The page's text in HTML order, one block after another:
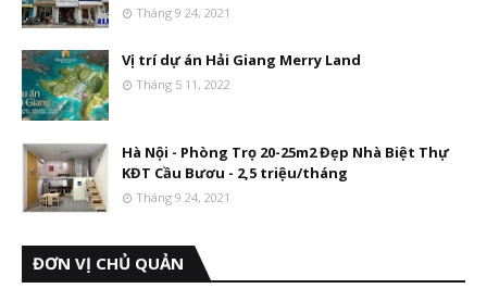
Tháng 9 24, 2021
Vị trí dự án Hải Giang Merry Land
Tháng 5 11, 2022
Hà Nội - Phòng Trọ 20-25m2 Đẹp Nhà Biệt Thự
KĐT Cầu Bươu - 2,5 triệu/tháng
Tháng 9 24, 2021
ĐƠN VỊ CHỦ QUẢN